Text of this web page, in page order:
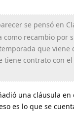
se pensó en
como recambio por
que viene
tiene contrato con el
una cláusula en
es lo que se